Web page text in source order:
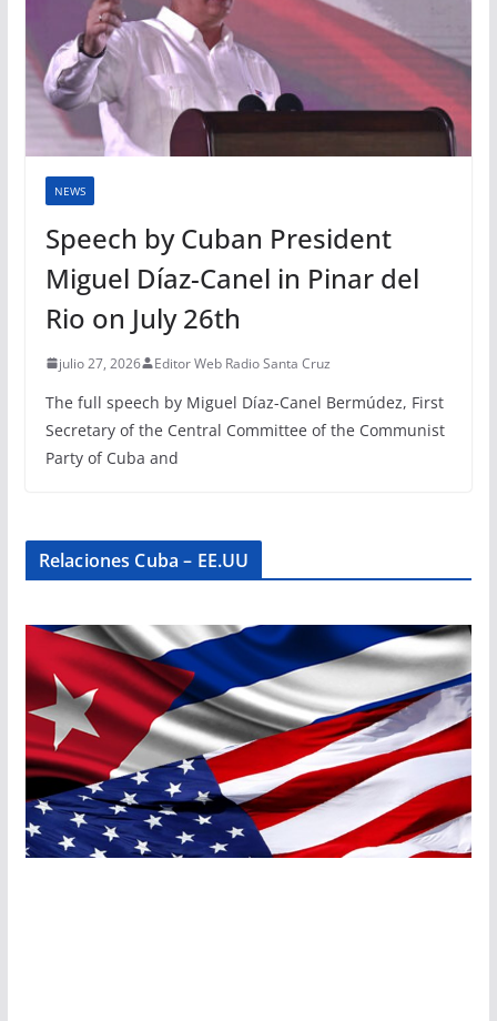
NEWS
Speech by Cuban President
Miguel Díaz-Canel in Pinar del
Rio on July 26th
julio 27, 2026 Editor Web Radio Santa Cruz
The full speech by Miguel Díaz-Canel Bermúdez, First
Secretary of the Central Committee of the Communist
Party of Cuba and
Relaciones Cuba – EE.UU